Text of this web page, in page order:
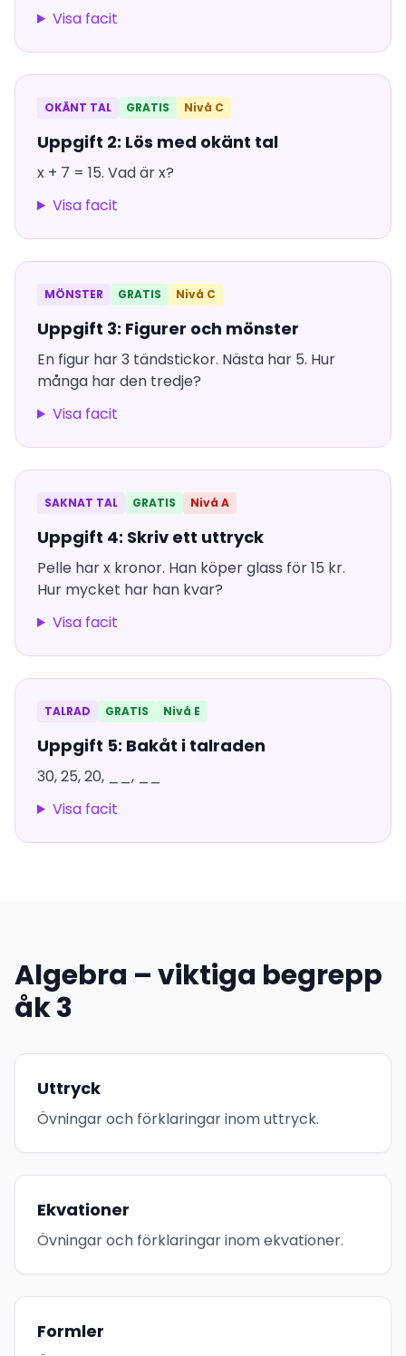
Visa facit
OKÄNT TAL GRATIS Nivå C
Uppgift 2: Lös med okänt tal
x + 7 = 15. Vad är x?
Visa facit
MÖNSTER GRATIS Nivå C
Uppgift 3: Figurer och mönster
En figur har 3 tändstickor. Nästa har 5. Hur
många har den tredje?
Visa facit
SAKNAT TAL GRATIS Nivå A
Uppgift 4: Skriv ett uttryck
Pelle har x kronor. Han köper glass för 15 kr.
Hur mycket har han kvar?
Visa facit
TALRAD GRATIS Nivå E
Uppgift 5: Bakåt i talraden
30, 25, 20, __, __
Visa facit
Algebra – viktiga begrepp
åk 3
Uttryck
Övningar och förklaringar inom uttryck.
Ekvationer
Övningar och förklaringar inom ekvationer.
Formler